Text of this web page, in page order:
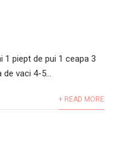
1 piept de pui 1 ceapa 3
vaci 4-5...
+ READ MORE